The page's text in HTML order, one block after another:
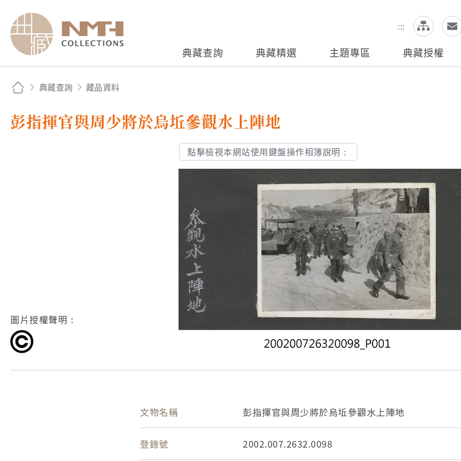
:::
全站搜尋
典藏查詢 典藏精選 主題專區 典藏授權
典藏查詢 藏品資料
彭指揮官與周少將於烏坵參觀水上陣地
點擊檢視本網站使用鍵盤操作相簿說明：
圖片授權聲明：
文物名稱 彭指揮官與周少將於烏坵參觀水上陣地
登錄號 2002.007.2632.0098